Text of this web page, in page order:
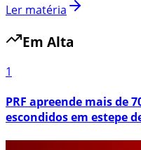
Ler matéria
Em Alta
1
PRF apreende mais de
escondidos em estepe